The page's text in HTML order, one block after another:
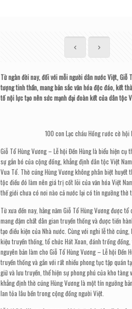
Từ ngàn đời nay, đối với mỗi người dân nước Việt,
tượng tinh thần, mang bản sắc văn hóa độc đáo, kết
tố nội lực tạo nên sức mạnh đại đoàn kết của dân tộc
100 con Lạc cháu Hồng rước cờ hội
Giỗ Tổ Hùng Vương – Lễ hội Đền Hùng là biểu hiện
sự gắn bó của cộng đồng, khẳng định dân tộc Việt
Vua Tổ. Thờ cúng Hùng Vương không phân biệt
tộc điều đó làm nên giá trị cốt lõi của văn hóa Việt
thế giới chưa có nơi nào cả nước lại có tín ngưỡng thờ
Từ xưa đến nay, hằng năm Giỗ Tổ Hùng Vương được
mang đậm chất dân gian truyền thống và được tiến
tạo điều kiện của Nhà nước. Cùng với nghi lễ thờ
kiệu truyền thống, tổ chức Hát Xoan, đánh trống
nguyên bản làm cho Giỗ Tổ Hùng Vương – Lễ hội Đền
truyền thống và gắn với rất nhiều phong tục tập quán
giữ và lưu truyền, thể hiện sự phong phú của kho tàng
khẳng định thờ cúng Hùng Vương là một tín ngưỡng
lan tỏa lâu bền trong cộng đồng người Việt.